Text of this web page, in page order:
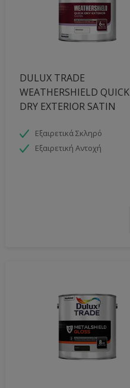
DULUX TRADE
WEATHERSHIELD QUICK
DRY EXTERIOR SATIN
Εξαιρετικά Σκληρό
Εξαιρετική Αντοχή